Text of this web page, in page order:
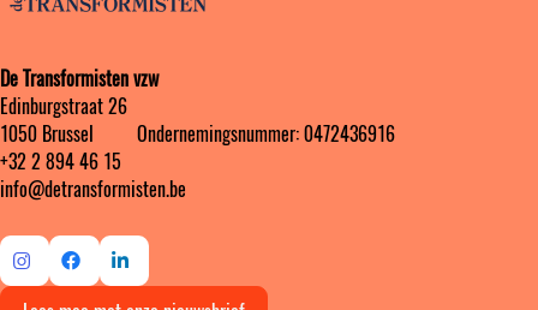
De Transformisten vzw
Edinburgstraat 26
1050 Brussel ‎ ‎‎‎ ‎ ‎ ‎ ‎ ‎ ‎ Ondernemingsnummer: 0472436916
+32 2 894 46 15
info@detransformisten.be
Ga Ga